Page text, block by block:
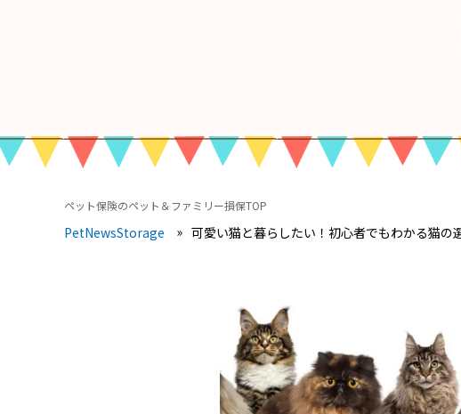
ペット保険のペット＆ファミリー損保TOP
PetNewsStorage 可愛い猫と暮らしたい！初心者でもわかる猫の